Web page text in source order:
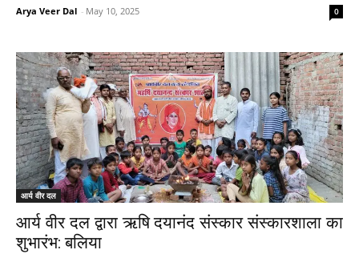
Arya Veer Dal - May 10, 2025 0
आर्य वीर दल
आर्य वीर दल द्वारा ऋषि दयानंद संस्कार संस्कारशाला का
शुभारंभ: बलिया